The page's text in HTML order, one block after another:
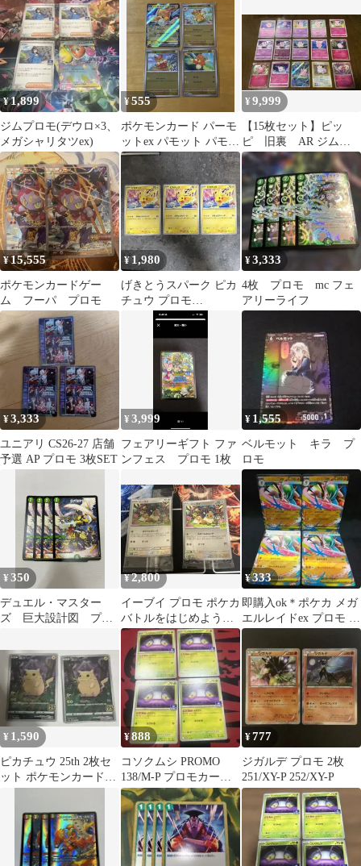
¥1,899
ジムプロモ(デウロ×3、
メガシャリタツex)
¥555
ポケモンカード パーモ
ットex パモット パモ
プロモ まとめ売り
¥9,999
【15枚セット】ピッ
ピ 旧裏 AR ジムプ
ロモ など ポケモン
カード
¥15,555
ポケモンカードゲー
ム フーパ プロモ
¥ 1,980
げきとうスパーク ピカ
チュウ プロモ
WCS2026
¥3,333
4枚 プロモ mc フェ
アリーライフ
¥3,333
ユニアリ CS26-27 店舗
予選 AP プロモ 3枚SET
¥3,999
フェアリーギフト ファ
ンフェス プロモ 1枚
¥ 1,555
ベルモット キラ プ
ロモ
¥350
デュエル・マスター
ズ 巨大設計図 プロ
¥2,800
イーブイ プロモ ポケカ
バトルをはじめよう！
未開封 2パック
¥333
即購入ok＊ポケカ メガ
エルレイドex プロモ 4
枚
¥ 1,590
ピカチュウ 25th 2枚セ
ット ポケモンカードゲ
¥888
コソクムシ PROMO
138/M-P プロモカード 4
枚
¥777
ジガルデ プロモ 2枚
251/XY-P 252/XY-P